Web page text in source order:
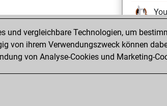
und vergleichbare Technologien, um
von ihrem Verwendungszweck können
von Analyse-Cookies und Marketing-